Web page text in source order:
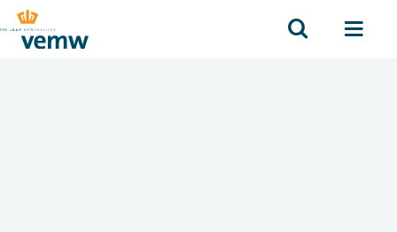
Zoek